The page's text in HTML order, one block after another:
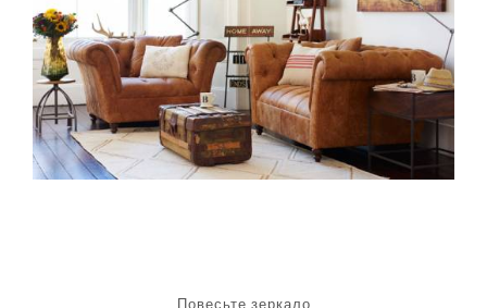
Повесьте зеркало